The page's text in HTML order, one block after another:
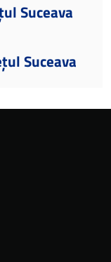
Suceava
Suceava